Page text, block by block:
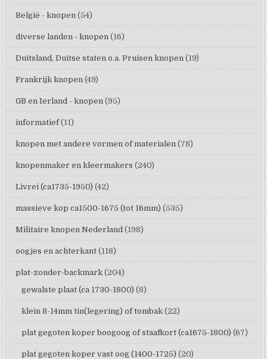
België - knopen (54)
diverse landen - knopen (16)
Duitsland, Duitse staten o.a. Pruisen knopen (19)
Frankrijk knopen (49)
GB en Ierland - knopen (95)
informatief (11)
knopen met andere vormen of materialen (78)
knopenmaker en kleermakers (240)
Livrei (ca1735-1950) (42)
massieve kop ca1500-1675 (tot 16mm) (535)
Militaire knopen Nederland (198)
oogjes en achterkant (118)
plat-zonder-backmark (204)
gewalste plaat (ca 1730-1800) (8)
klein 8-14mm tin(legering) of tombak (22)
plat gegoten koper boogoog of staafkort (ca1675-1800) (67)
plat gegoten koper vast oog (1400-1725) (20)